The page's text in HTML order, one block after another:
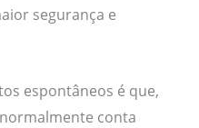
segurança e
espontâneos é que,
conta